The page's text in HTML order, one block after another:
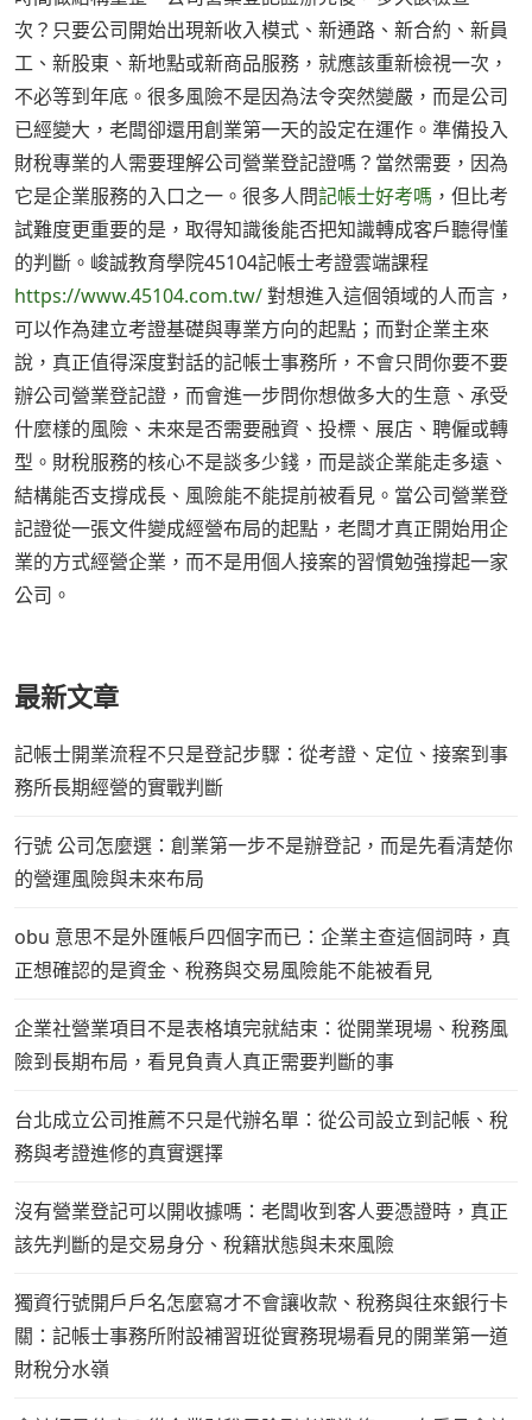
次？只要公司開始出現新收入模式、新通路、新合約、新員
工、新股東、新地點或新商品服務，就應該重新檢視一次，
不必等到年底。很多風險不是因為法令突然變嚴，而是公司
已經變大，老闆卻還用創業第一天的設定在運作。準備投入
財稅專業的人需要理解公司營業登記證嗎？當然需要，因為
它是企業服務的入口之一。很多人問記帳士好考嗎 ，但比考
試難度更重要的是，取得知識後能否把知識轉成客戶聽得懂
的判斷。峻誠教育學院45104記帳士考證雲端課程
https://www.45104.com.tw/對想進入這個領域的人而言，
可以作為建立考證基礎與專業方向的起點；而對企業主來
說，真正值得深度對話的記帳士事務所，不會只問你要不要
辦公司營業登記證，而會進一步問你想做多大的生意、承受
什麼樣的風險、未來是否需要融資、投標、展店、聘僱或轉
型。財稅服務的核心不是談多少錢，而是談企業能走多遠、
結構能否支撐成長、風險能不能提前被看見。當公司營業登
記證從一張文件變成經營布局的起點，老闆才真正開始用企
業的方式經營企業，而不是用個人接案的習慣勉強撐起一家
公司。
最新文章
記帳士開業流程不只是登記步驟：從考證、定位、接案到事
務所長期經營的實戰判斷
行號 公司怎麼選：創業第一步不是辦登記，而是先看清楚你
的營運風險與未來布局
obu 意思不是外匯帳戶四個字而已：企業主查這個詞時，真
正想確認的是資金、稅務與交易風險能不能被看見
企業社營業項目不是表格填完就結束：從開業現場、稅務風
險到長期布局，看見負責人真正需要判斷的事
台北成立公司推薦不只是代辦名單：從公司設立到記帳、稅
務與考證進修的真實選擇
沒有營業登記可以開收據嗎：老闆收到客人要憑證時，真正
該先判斷的是交易身分、稅籍狀態與未來風險
獨資行號開戶戶名怎麼寫才不會讓收款、稅務與往來銀行卡
關：記帳士事務所附設補習班從實務現場看見的開業第一道
財稅分水嶺